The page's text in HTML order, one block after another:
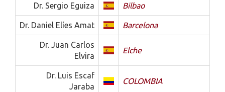
Dr. Sergio Eguiza Bilbao
Dr. Daniel Elíes Amat Barcelona
Dr. Juan Carlos
Elvira
Elche
Dr. Luis Escaf
Jaraba
COLOMBIA